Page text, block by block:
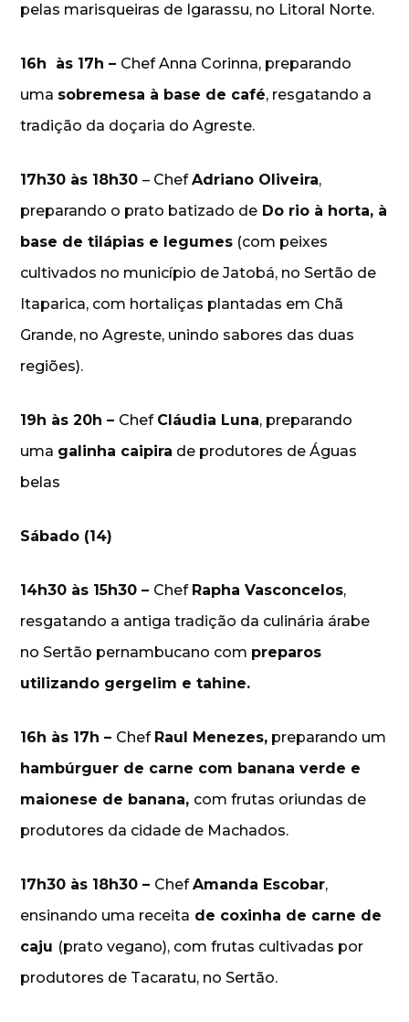
pelas marisqueiras de Igarassu, no Litoral Norte.
16h às 17h – Chef Anna Corinna, preparando
uma sobremesa à base de café, resgatando a
tradição da doçaria do Agreste.
17h30 às 18h30– ChefAdriano Oliveira,
preparando o prato batizado de Do rio à horta, à
base de tilápias e legumes (com peixes
cultivados no município de Jatobá, no Sertão de
Itaparica, com hortaliças plantadas em Chã
Grande, no Agreste, unindo sabores das duas
regiões).
19h às 20h – Chef Cláudia Luna, preparando
uma galinha caipira de produtores de Águas
belas
Sábado (14)
14h30 às 15h30 – Chef Rapha Vasconcelos,
resgatando a antiga tradição da culinária árabe
no Sertão pernambucano com preparos
utilizando gergelim e tahine.
16h às 17h – Chef Raul Menezes, preparando um
hambúrguer de carne com banana verde e
maionese de banana, com frutas oriundas de
produtores da cidade de Machados.
17h30 às 18h30 – ChefAmanda Escobar,
ensinando uma receita de coxinha de carne de
caju (prato vegano), com frutas cultivadas por
produtores de Tacaratu, no Sertão.